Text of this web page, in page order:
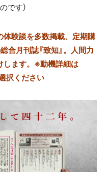
です）
験談を多数掲載、定期購
合月刊誌『致知』。人間力
します。※動機詳細は
択ください